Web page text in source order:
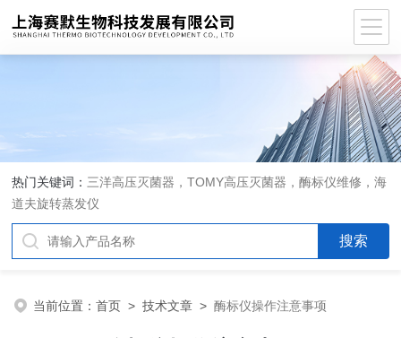
热门关键词： 三洋高压灭菌器，TOMY高压灭菌器，酶标仪维修，海
道夫旋转蒸发仪
当前位置：首页 >技术文章 >酶标仪操作注意事项